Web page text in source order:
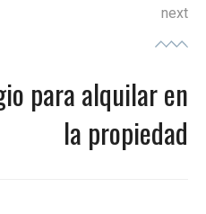
next
para alquilar en
la propiedad